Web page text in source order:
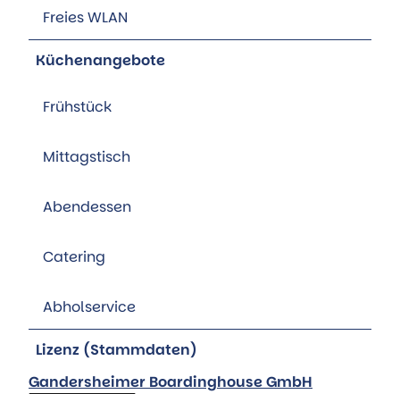
Freies WLAN
Küchenangebote
Frühstück
Mittagstisch
Abendessen
Catering
Abholservice
Lizenz (Stammdaten)
Gandersheimer Boardinghouse GmbH